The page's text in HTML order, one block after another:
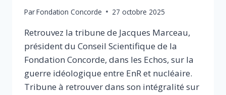
ParFondation Concorde 27 octobre 2025
Retrouvez la tribune de Jacques Marceau,
président du Conseil Scientifique de la
Fondation Concorde, dans les Echos, sur la
guerre idéologique entre EnR et nucléaire.
Tribune à retrouver dans son intégralité sur